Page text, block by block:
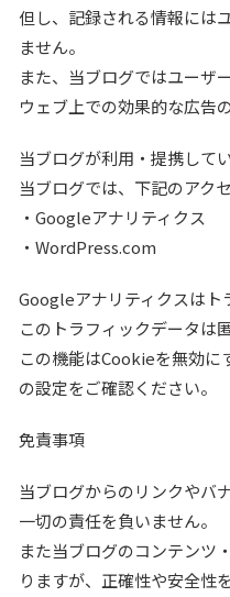
但し、記録される情報には
ません。
また、当ブログではユーザ
ウェブ上での効果的な広告
当ブログが利用・提携して
当ブログでは、下記のアク
・Googleアナリティクス
・WordPress.com
Googleアナリティクスはト
このトラフィックデータは
この機能はCookieを無効に
の設定をご確認ください。
免責事項
当ブログからのリンクやバ
一切の責任を負いません。
また当ブログのコンテンツ
りますが、正確性や安全性